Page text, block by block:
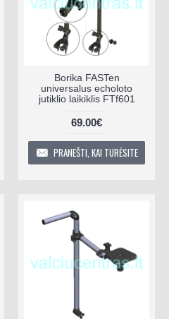
Borika FASTen
universalus echoloto
jutiklio laikiklis FTf601
69.00€
PRANEŠTI, KAI TURĖSITE